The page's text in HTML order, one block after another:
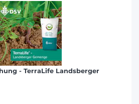
- TerraLife Landsberger